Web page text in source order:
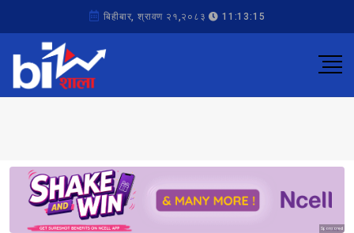
बिहीबार, श्रावण २१,२०८३ 11:13:15
Sponsored